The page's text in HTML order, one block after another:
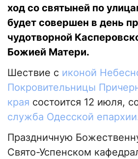
ход со святыней по
будет совершен в день
чудотворной
Божией Матери.
Шествие с иконой
Покровительницы
края состоится 12 июля,
служба Одесской
Праздничную
Свято-Успенском